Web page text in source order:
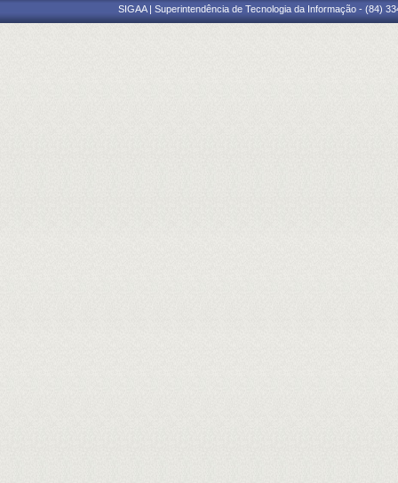
SIGAA | Superintendência de Tecnologia da Informação - (84)